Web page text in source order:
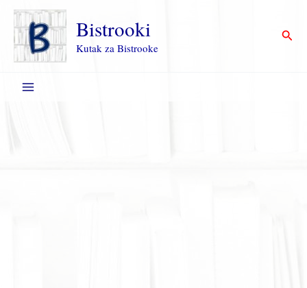
Пређи
садржај
Bistrooki
Kutak za Bistrooke